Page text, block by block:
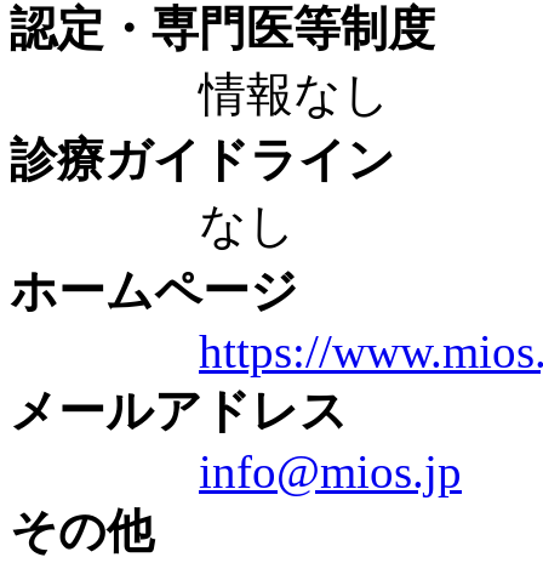
認定・専門医等制度
情報なし
診療ガイドライン
なし
ホームページ
https://
メールアドレス
info@mios.jp
その他